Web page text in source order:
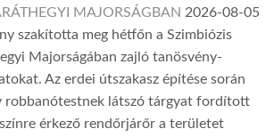
MAJORSÁGBAN 2026-08-05
szakította meg hétfőn a Szimbiózis
Majorságában zajló tanösvény-
Az erdei útszakasz építése során
robbanótestnek látszó tárgyat fordított
érkező rendőrjárőr a területet